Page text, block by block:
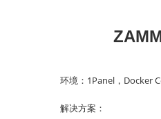
环境：1Panel，Docker
解决方案：